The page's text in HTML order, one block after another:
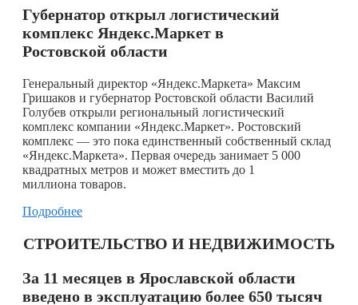
Губернатор открыл логистический
комплекс Яндекс.Маркет в
Ростовской области
Генеральный директор «Яндекс.Маркета» Максим
Гришаков и губернатор Ростовской области Василий
Голубев открыли региональный логистический
комплекс компании «Яндекс.Маркет». Ростовский
комплекс — это пока единственный собственный склад
«Яндекс.Маркета». Первая очередь занимает 5 000
квадратных метров и может вместить до 1
миллиона товаров.
Подробнее
СТРОИТЕЛЬСТВО И НЕДВИЖИМОСТЬ
За 11 месяцев в Ярославской области
введено в эксплуатацию более 650 тысяч